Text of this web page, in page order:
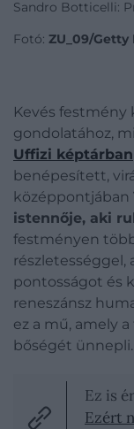
Sandro Botticelli:
Fotó: ZU_09/Getty
Kevés festmény
gondolatához,
Uffizi képtárban
benépesített,
középpontjában
istennője, aki
festményen
részletességgel,
pontosságot és
reneszánsz
ez a mű, amely
bőségét ünnepli.
Ez is
Ezért